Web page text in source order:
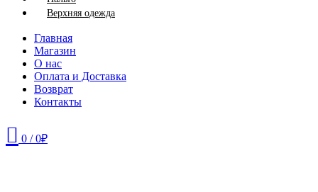
Верхняя одежда
Главная
Магазин
О нас
Оплата и Доставка
Возврат
Контакты
0 / 0₽